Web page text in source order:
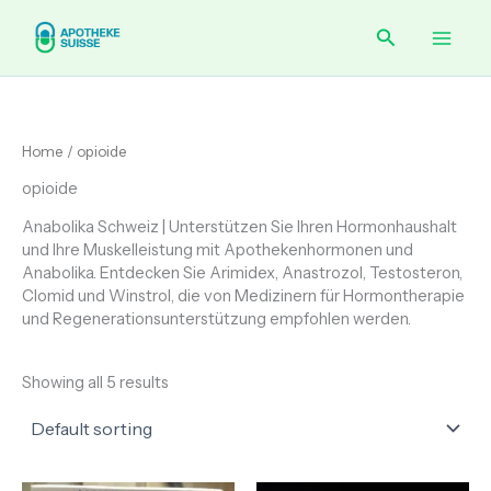
content
Search
Home / opioide
opioide
Anabolika Schweiz | Unterstützen Sie Ihren Hormonhaushalt
und Ihre Muskelleistung mit Apothekenhormonen und
Anabolika. Entdecken Sie Arimidex, Anastrozol, Testosteron,
Clomid und Winstrol, die von Medizinern für Hormontherapie
und Regenerationsunterstützung empfohlen werden.
Showing all 5 results